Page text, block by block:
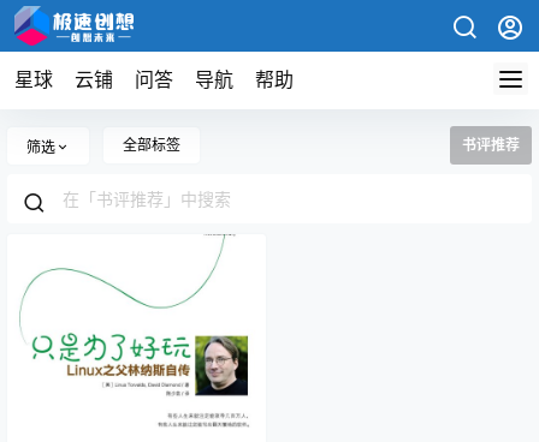
星球 云铺 问答 导航 帮助
筛选 全部标签 书评推荐